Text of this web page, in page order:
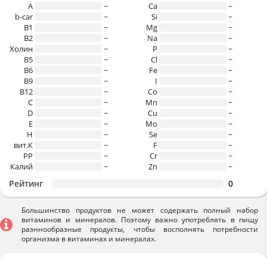
A
~
b-car
~
В1
~
B2
~
Холин
~
B5
~
B6
~
B9
~
B12
~
C
~
D
~
E
~
H
~
вит.К
~
PP
~
Калий
~
Ca
~
Si
~
Mg
~
Na
~
P
~
Cl
~
Fe
~
I
~
Co
~
Mn
~
Cu
~
Mo
~
Se
~
F
~
Cr
~
Zn
~
Рейтинг 0
Большинство продуктов не может содержать полный набор
витаминов и минералов. Поэтому важно употреблять в пищу
разннообразные продукты, чтобы восполнять потребности
организма в витаминах и минералах.